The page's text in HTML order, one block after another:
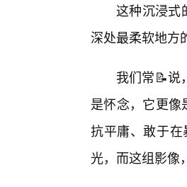
这种沉浸式
深处最柔软地方
我们常📝说
是怀念，它更像
抗平庸、敢于在
光，而这组影像